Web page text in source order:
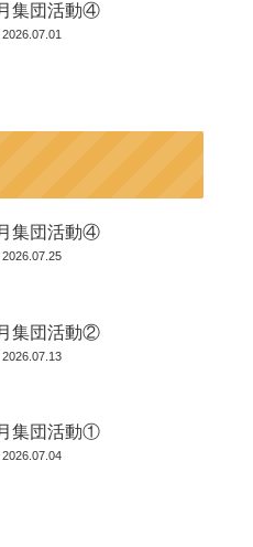
集団活動④
2026.07.01
集団活動④
2026.07.25
集団活動②
2026.07.13
集団活動①
2026.07.04